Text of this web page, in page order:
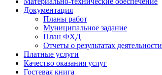
Документация
Планы работ
Муниципальное задание
План ФХД
Отчеты о результатах деятельности
Платные услуги
Качество оказания услуг
Гостевая книга